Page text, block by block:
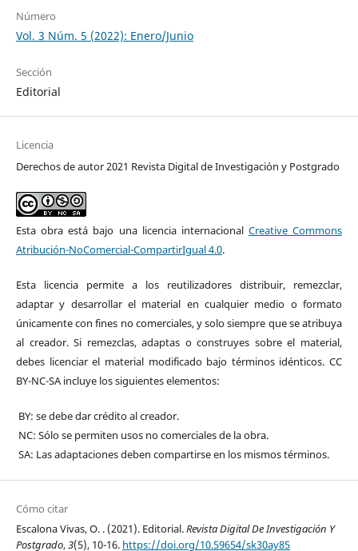
Número
Vol. 3 Núm. 5 (2022): Enero/Junio
Sección
Editorial
Licencia
Derechos de autor 2021 Revista Digital de Investigación y Postgrado
Esta obra está bajo una licencia internacional Creative Commons
Atribución-NoComercial-CompartirIgual 4.0.
Esta licencia permite a los reutilizadores distribuir, remezclar,
adaptar y desarrollar el material en cualquier medio o formato
únicamente con fines no comerciales, y solo siempre que se atribuya
al creador. Si remezclas, adaptas o construyes sobre el material,
debes licenciar el material modificado bajo términos idénticos. CC
BY-NC-SA incluye los siguientes elementos:
BY: se debe dar crédito al creador.
NC: Sólo se permiten usos no comerciales de la obra.
SA: Las adaptaciones deben compartirse en los mismos términos.
Cómo citar
Escalona Vivas, O. . (2021). Editorial.Revista Digital De Investigación Y
Postgrado,3(5), 10-16. https://doi.org/10.59654/sk30ay85